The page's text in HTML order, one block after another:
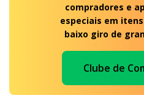
compradores e
especiais em
baixo giro de
Clube de